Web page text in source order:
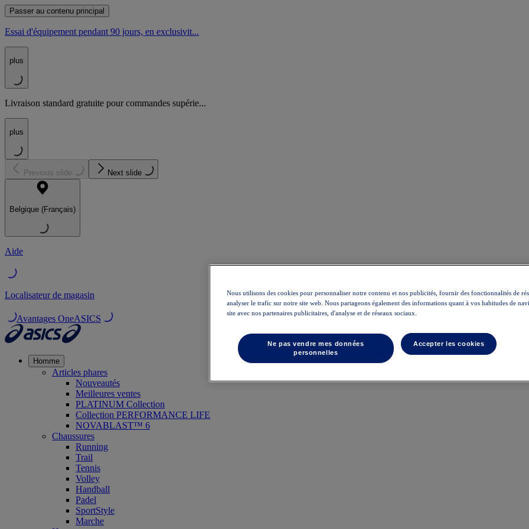
Passer au contenu principal
Essai d'équipement pendant 90 jours, en exclusivit...
plus
Livraison standard gratuite pour commandes supérie...
plus
Previous slide Next slide
Belgique (Français)
Aide
Localisateur de magasin
Avantages OneASICS
Homme
Articles phares
Nouveautés
Meilleures ventes
PLATINUM Collection
Collection PERFORMANCE LIFE
NOVABLAST™ 6
Chaussures
Running
Trail
Tennis
Volley
Handball
Padel
SportStyle
Marche
Nous utilisons des cookies pour personnaliser notre contenu et nos publicités, fournir des fonctionnalités de
analyser le trafic sur notre site web. Nous partageons également des informations quant à vos habitudes de
site avec nos partenaires publicitaires, d'analyse et de réseaux sociaux.
Ne pas vendre mes données
personnelles
Accepter les cookies